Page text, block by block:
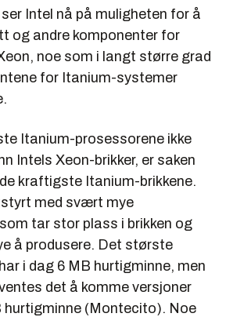
Intel nå på muligheten for å
og andre komponenter for
noe som i langt større grad
for Itanium-systemer
Itanium-prosessorene ikke
Intels Xeon-brikker, er saken
kraftigste Itanium-brikkene.
med svært mye
tar stor plass i brikken og
å produsere. Det største
i dag 6 MB hurtigminne, men
det å komme versjoner
hurtigminne (Montecito). Noe